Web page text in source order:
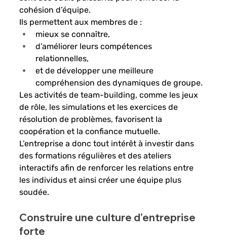
cohésion d’équipe.
Ils permettent aux membres de :
mieux se connaître,
d’améliorer leurs compétences
relationnelles,
et de développer une meilleure
compréhension des dynamiques de groupe.
Les activités de team-building, comme les jeux
de rôle, les simulations et les exercices de
résolution de problèmes, favorisent la
coopération et la confiance mutuelle.
L’entreprise a donc tout intérêt à investir dans
des formations régulières et des ateliers
interactifs afin de renforcer les relations entre
les individus et ainsi créer une équipe plus
soudée.
Construire une culture d’entreprise
forte